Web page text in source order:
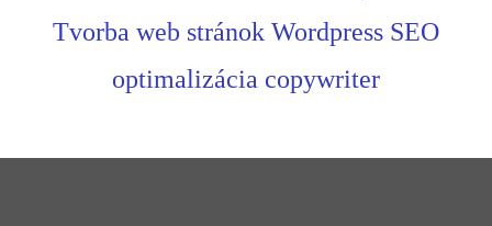
Tvorba web stránok Wordpress SEO
optimalizácia copywriter